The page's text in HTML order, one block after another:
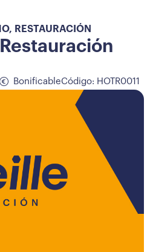
, RESTAURACIÓN
BonificableCódigo: HOTR0011